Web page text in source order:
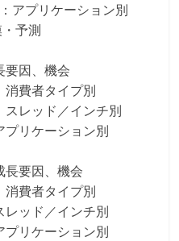
アプリケーション別
予測
要因、機会
消費者タイプ別
スレッド／インチ別
プリケーション別
長要因、機会
消費者タイプ別
レッド／インチ別
プリケーション別